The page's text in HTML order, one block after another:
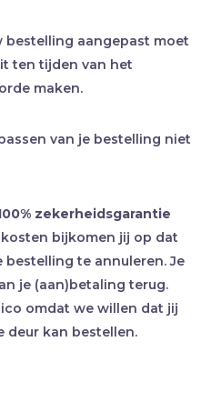
aangepast moet
ten tijden van het
maken.
van je bestelling niet
zekerheidsgarantie
bijkomen jij op dat
te annuleren. Je
je (aan)betaling terug.
omdat we willen dat jij
deur kan bestellen.